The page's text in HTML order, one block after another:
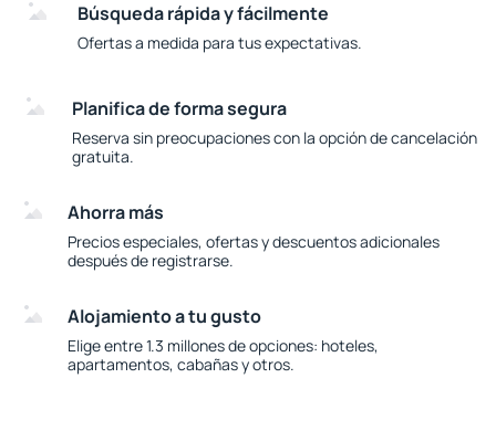
Búsqueda rápida y fácilmente
Ofertas a medida para tus expectativas.
Planifica de forma segura
Reserva sin preocupaciones con la opción de cancelación
gratuita.
Ahorra más
Precios especiales, ofertas y descuentos adicionales
después de registrarse.
Alojamiento a tu gusto
Elige entre 1.3 millones de opciones: hoteles,
apartamentos, cabañas y otros.